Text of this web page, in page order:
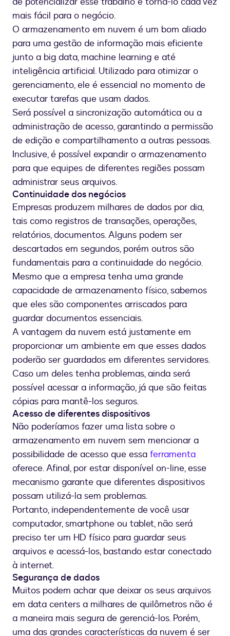
mais fácil para o negócio.
O armazenamento em nuvem é um bom aliado
para uma gestão de informação mais eficiente
junto a big data, machine learning e até
inteligência artificial. Utilizado para otimizar o
gerenciamento, ele é essencial no momento de
executar tarefas que usam dados.
Será possível a sincronização automática ou a
administração de acesso, garantindo a permissão
de edição e compartilhamento a outras pessoas.
Inclusive, é possível expandir o armazenamento
para que equipes de diferentes regiões possam
administrar seus arquivos.
Continuidade dos negócios
Empresas produzem milhares de dados por dia,
tais como registros de transações, operações,
relatórios, documentos. Alguns podem ser
descartados em segundos, porém outros são
fundamentais para a continuidade do negócio.
Mesmo que a empresa tenha uma grande
capacidade de armazenamento físico, sabemos
que eles são componentes arriscados para
guardar documentos essenciais.
A vantagem da nuvem está justamente em
proporcionar um ambiente em que esses dados
poderão ser guardados em diferentes servidores.
Caso um deles tenha problemas, ainda será
possível acessar a informação, já que são feitas
cópias para mantê-los seguros.
Acesso de diferentes dispositivos
Não poderíamos fazer uma lista sobre o
armazenamento em nuvem sem mencionar a
possibilidade de acesso que essa ferramenta
oferece. Afinal, por estar disponível on-line, esse
mecanismo garante que diferentes dispositivos
possam utilizá-la sem problemas.
Portanto, independentemente de você usar
computador, smartphone ou tablet, não será
preciso ter um HD físico para guardar seus
arquivos e acessá-los, bastando estar conectado
à internet.
Segurança de dados
Muitos podem achar que deixar os seus arquivos
em data centers a milhares de quilômetros não é
a maneira mais segura de gerenciá-los. Porém,
uma das grandes características da nuvem é ser